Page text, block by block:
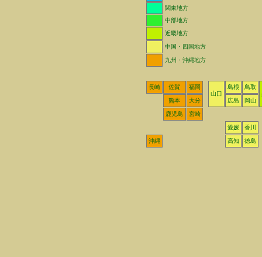
関東地方
中部地方
近畿地方
中国・四国地方
九州・沖縄地方
長崎 佐賀
福岡
山口
島根
鳥取
熊本
大分 広島 岡山
鹿児島 宮崎
愛媛 香川
沖縄 高知 徳島